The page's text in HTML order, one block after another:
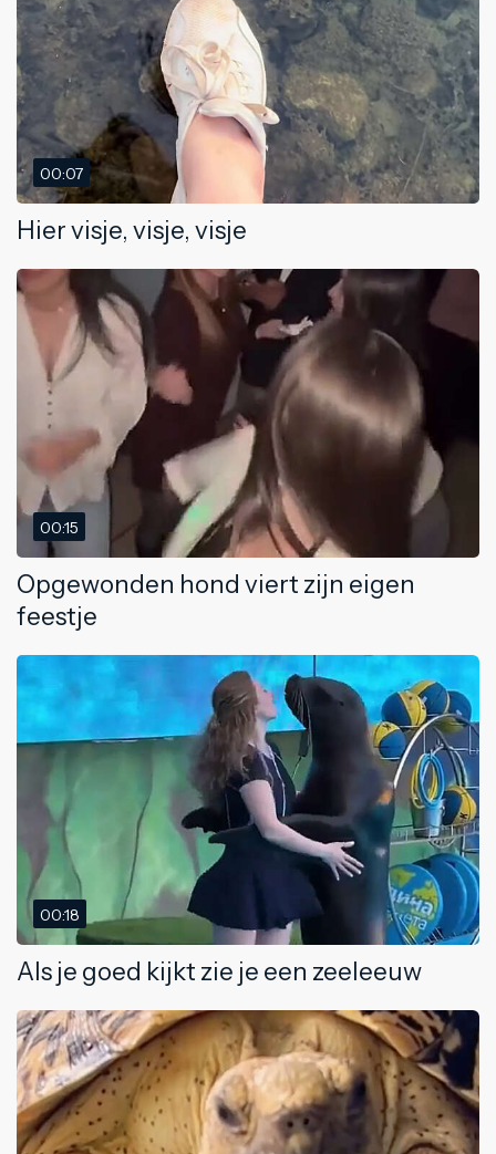
00:07
Hier visje, visje, visje
00:15
Opgewonden hond viert zijn eigen
feestje
00:18
Als je goed kijkt zie je een zeeleeuw